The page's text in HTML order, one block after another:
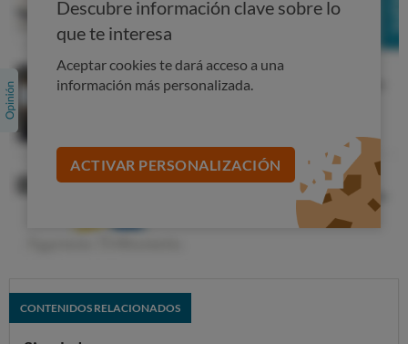
Descubre información clave sobre lo
que te interesa
Aceptar cookies te dará acceso a una
información más personalizada.
ACTIVAR PERSONALIZACIÓN
CONTENIDOS RELACIONADOS